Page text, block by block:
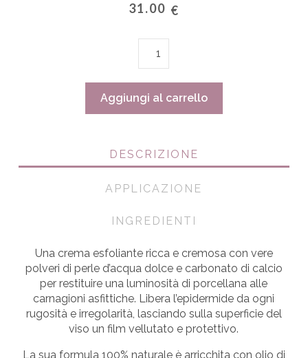
31.00 €
d'acqua
Aggiungi al carrello
DESCRIZIONE
APPLICAZIONE
INGREDIENTI
Una crema esfoliante ricca e cremosa con vere
polveri di perle d’acqua dolce e carbonato di calcio
per restituire una luminosità di porcellana alle
carnagioni asfittiche. Libera l’epidermide da ogni
rugosità e irregolarità, lasciando sulla superficie del
viso un film vellutato e protettivo.
La sua formula 100% naturale è arricchita con olio di